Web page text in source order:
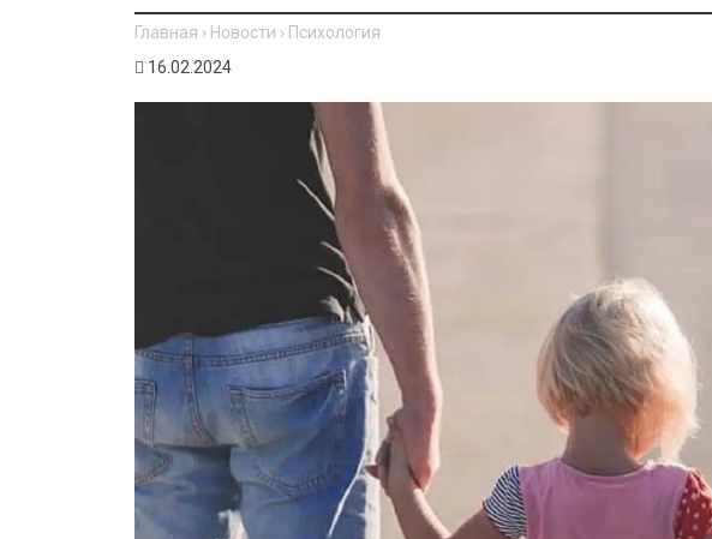
Главная › Новости › Психология
16.02.2024